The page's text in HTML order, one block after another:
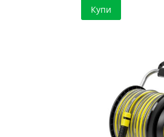
Купи